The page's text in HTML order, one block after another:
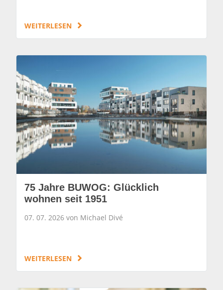
WEITERLESEN
75 Jahre BUWOG: Glücklich
wohnen seit 1951
07. 07. 2026 von Michael Divé
WEITERLESEN